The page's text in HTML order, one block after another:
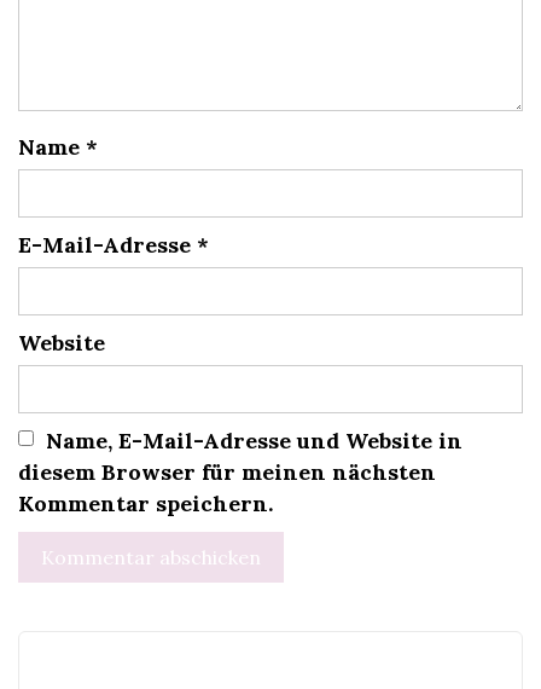
Name *
E-Mail-Adresse *
Website
Name, E-Mail-Adresse und Website in
diesem Browser für meinen nächsten
Kommentar speichern.